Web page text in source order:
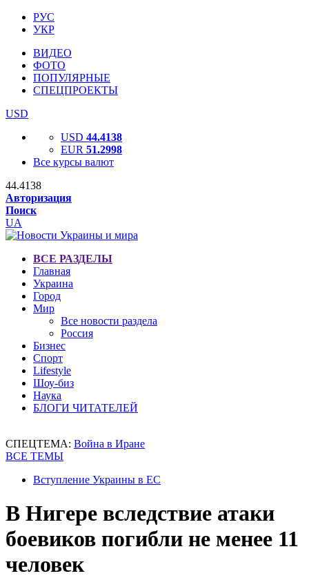
РУС
УКР
ВИДЕО
ФОТО
ПОПУЛЯРНЫЕ
СПЕЦПРОЕКТЫ
USD
USD 44.4138
EUR 51.2998
Все курсы валют
44.4138
Авторизация
Поиск
UA
ВСЕ РАЗДЕЛЫ
Главная
Украина
Город
Мир
Все новости раздела
Россия
Бизнес
Спорт
Lifestyle
Шоу-биз
Наука
БЛОГИ ЧИТАТЕЛЕЙ
СПЕЦТЕМА: Война в Иране
ВСЕ ТЕМЫ
Вступление Украины в ЕС
В Нигере вследствие атаки
боевиков погибли не менее 11
человек